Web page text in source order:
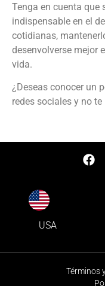
Tenga en cuenta que
indispensable en el
cotidianas,
desenvolverse mejor
vida.
¿Deseas conocer un
redes sociales y no
USA
Términos